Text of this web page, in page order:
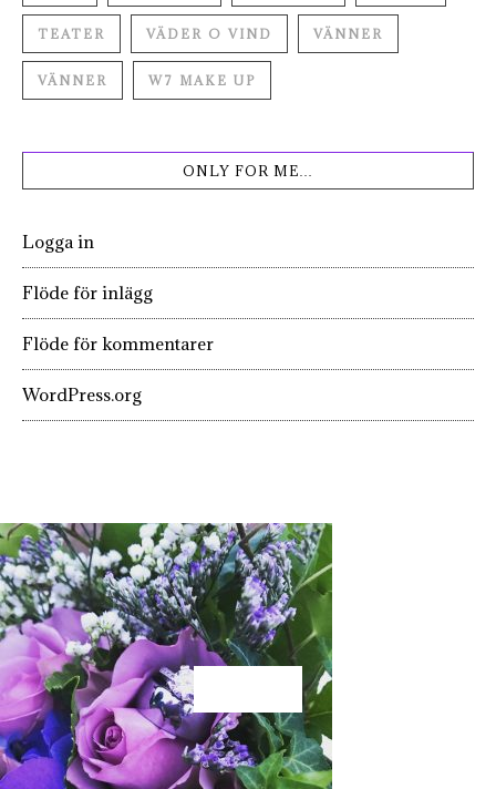
TEATER VÄDER O VIND VÄNNER
VÄNNER W7 MAKE UP
ONLY FOR ME…
Logga in
Flöde för inlägg
Flöde för kommentarer
WordPress.org